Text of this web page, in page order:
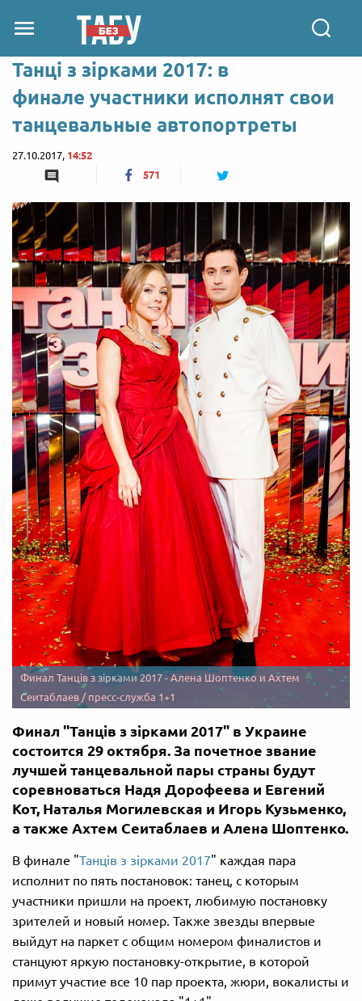
Танці з зірками 2017: в
финале участники исполнят свои
танцевальные автопортреты
27.10.2017, 14:52
571
Финал Танців з зірками 2017 - Алена Шоптенко и Ахтем
Сеитаблаев / пресс-служба 1+1
Финал "Танців з зірками 2017" в Украине
состоится 29 октября. За почетное звание
лучшей танцевальной пары страны будут
соревноваться Надя Дорофеева и Евгений
Кот, Наталья Могилевская и Игорь Кузьменко,
а также Ахтем Сеитаблаев и Алена Шоптенко.
В финале "Танців з зірками 2017" каждая пара
исполнит по пять постановок: танец, с которым
участники пришли на проект, любимую постановку
зрителей и новый номер. Также звезды впервые
выйдут на паркет с общим номером финалистов и
станцуют яркую постановку-открытие, в которой
примут участие все 10 пар проекта, жюри, вокалисты и